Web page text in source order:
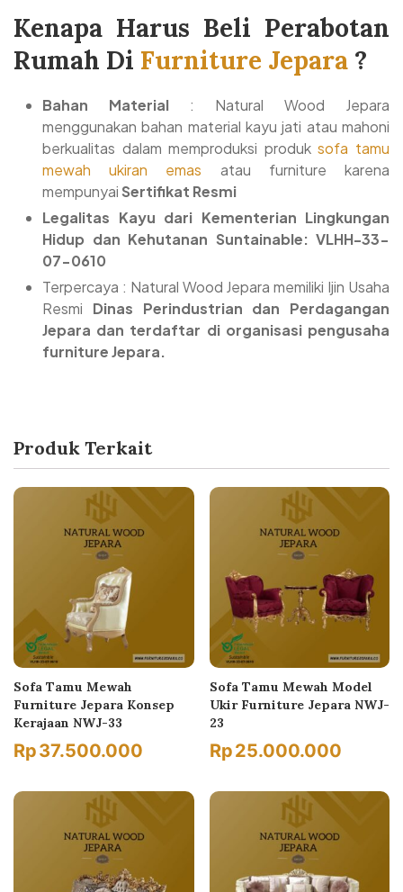
Kenapa Harus Beli Perabotan
Rumah Di Furniture Jepara ?
Bahan Material : Natural Wood Jepara
menggunakan bahan material kayu jati atau mahoni
berkualitas dalam memproduksi produksofa tamu
mewah ukiran emas atau furniture karena
mempunyai Sertifikat Resmi
Legalitas Kayu dari Kementerian Lingkungan
Hidup dan Kehutanan Suntainable: VLHH-33-
07-0610
Terpercaya : Natural Wood Jepara memiliki Ijin Usaha
Resmi Dinas Perindustrian dan Perdagangan
Jepara dan terdaftar di organisasi pengusaha
furniture Jepara.
Produk Terkait
Sofa Tamu Mewah
Furniture Jepara Konsep
Kerajaan NWJ-33
Rp37.500.000
Sofa Tamu Mewah Model
Ukir Furniture Jepara NWJ-
23
Rp25.000.000